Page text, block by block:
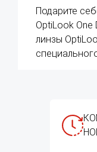
Подарите
OptiLook One
линзы